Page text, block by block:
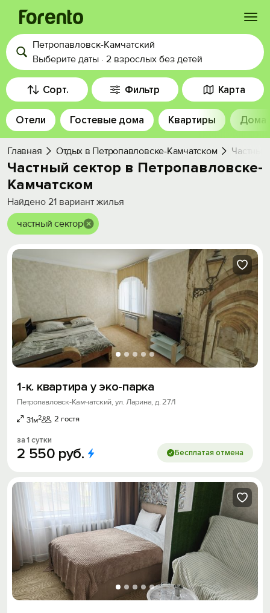
Войти
Избранное
История просмотра
Добавить свой объект
Петропавловск-Камчатский
Выберите даты · 2 взрослых без детей
Сорт. Фильтр Карта
Отели Гостевые дома Квартиры Дома
Главная Отдых в Петропавловске-Камчатском Частный
Частный сектор в Петропавловске-
Камчатском
Найдено 21 вариант жилья
частный сектор
1-к. квартира у эко-парка
Петропавловск-Камчатский, ул. Ларина, д. 27/1
31м2 2 гостя
за 1 сутки
2 550 руб. Бесплатая отмена